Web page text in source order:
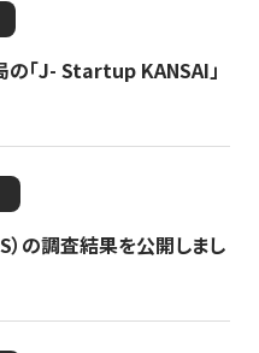
「J- Startup KANSAI」
）の調査結果を公開しまし